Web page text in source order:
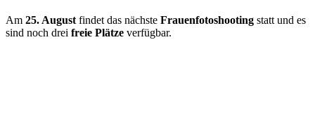
Am 25. August findet das nächste Frauenfotoshooting statt und es
sind noch drei freie Plätze verfügbar.